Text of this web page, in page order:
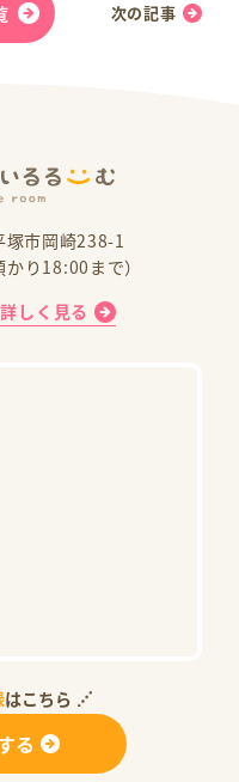
次の記事
市岡崎238-1
り18:00まで）
しく見る
はこちら
る